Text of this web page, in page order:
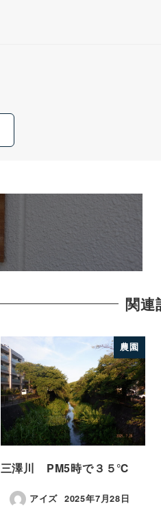
関連
農園
三澤川 PM5時で３５℃
アイズ 2025年7月28日